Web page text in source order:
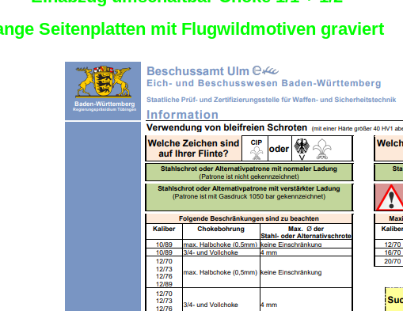
Seitenplatten mit Flugwildmotiven graviert